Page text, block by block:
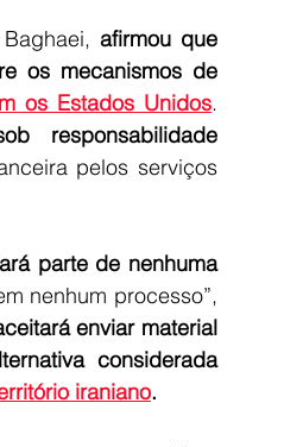
afirmou que
os mecanismos de
os Estados Unidos.
responsabilidade
pelos serviços
parte de nenhuma
nenhum processo”,
enviar material
considerada
iraniano.